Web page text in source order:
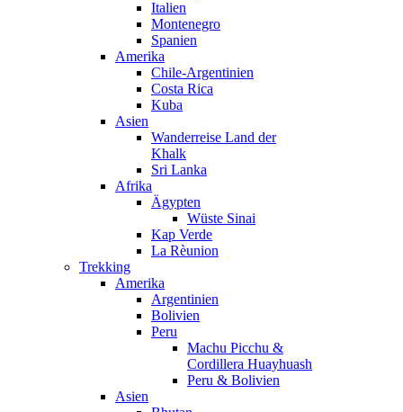
Italien
Montenegro
Spanien
Amerika
Chile-Argentinien
Costa Rica
Kuba
Asien
Wanderreise Land der
Khalk
Sri Lanka
Afrika
Ägypten
Wüste Sinai
Kap Verde
La Rèunion
Trekking
Amerika
Argentinien
Bolivien
Peru
Machu Picchu &
Cordillera Huayhuash
Peru & Bolivien
Asien